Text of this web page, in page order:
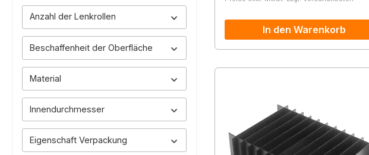
Anzahl der Lenkrollen
Beschaffenheit der Oberfläche
Material
Innendurchmesser
Eigenschaft Verpackung
In den Warenkorb